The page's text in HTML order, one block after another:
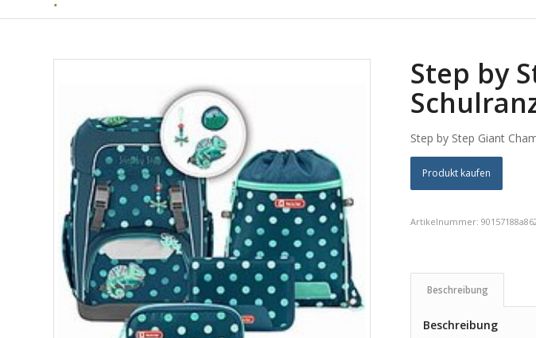
Step by
Step by Step Giant
Produkt kaufen
Artikelnummer:
Beschreibung
Beschreibung